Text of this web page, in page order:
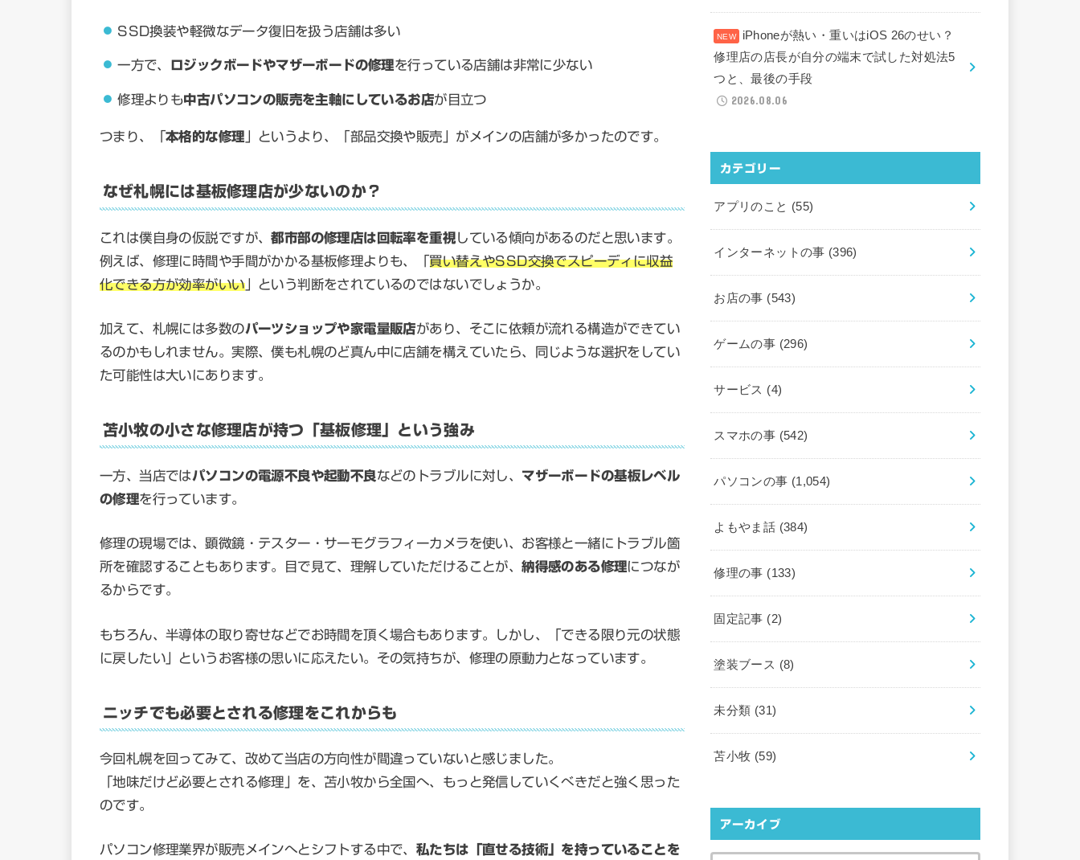
SSD換装や軽微なデータ復旧を扱う店舗は多い
一方で、 ロジックボードやマザーボードの修理を行っている店舗は非常に少ない
修理よりも中古パソコンの販売を主軸にしているお店が目立つ
つまり、「本格的な修理 」というより、「部品交換や販売」がメインの店舗が多かったのです。
なぜ札幌には基板修理店が少ないのか？
これは僕自身の仮説ですが、都市部の修理店は回転率を重視している傾向があるのだと思います。
例えば、修理に時間や手間がかかる基板修理よりも、「買い替えやSSD交換でスピーディに収益
化できる方が効率がいい」という判断をされているのではないでしょうか。
加えて、札幌には多数のパーツショップや家電量販店があり、そこに依頼が流れる構造ができてい
るのかもしれません。実際、僕も札幌のど真ん中に店舗を構えていたら、同じような選択をしてい
た可能性は大いにあります。
苫小牧の小さな修理店が持つ「基板修理」という強み
一方、当店ではパソコンの電源不良や起動不良などのトラブルに対し、 マザーボードの基板レベル
の修理を行っています。
修理の現場では、顕微鏡・テスター・サーモグラフィーカメラを使い、お客様と一緒にトラブル箇
所を確認することもあります。目で見て、理解していただけることが、納得感のある修理につなが
るからです。
もちろん、半導体の取り寄せなどでお時間を頂く場合もあります。しかし、「できる限り元の状態
に戻したい」というお客様の思いに応えたい。その気持ちが、修理の原動力となっています。
ニッチでも必要とされる修理をこれからも
今回札幌を回ってみて、改めて当店の方向性が間違っていないと感じました。
「地味だけど必要とされる修理」を、苫小牧から全国へ、もっと発信していくべきだと強く思った
のです。
パソコン修理業界が販売メインへとシフトする中で、 私たちは「直せる技術」を持っていることを
iPhoneが熱い・重いはiOS 26のせい？
修理店の店長が自分の端末で試した対処法5
つと、最後の手段
2026.08.06
カテゴリー
アプリのこと (55)
インターネットの事 (396)
お店の事 (543)
ゲームの事 (296)
サービス (4)
スマホの事 (542)
パソコンの事 (1,054)
よもやま話 (384)
修理の事 (133)
固定記事 (2)
塗装ブース (8)
未分類 (31)
苫小牧 (59)
アーカイブ